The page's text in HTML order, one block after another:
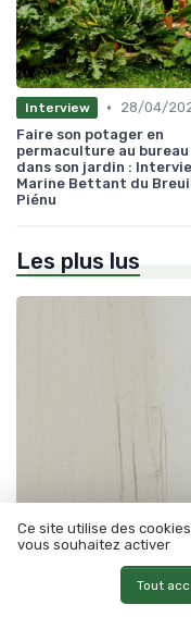
Interview •
28/04/
Faire son potager en
permaculture au bureau
dans son jardin :
Marine Bettant du
Piénu
Les plus lus
Outils motorisés •
12/
Tout savoir sur le site
de la tondeuse Colombia
Ce site utilise des
vous souhaitez activer
Tout